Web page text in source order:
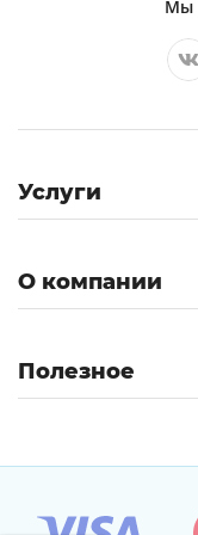
Разработка
Рассчитать
болтового
Крышка
математическое
Мы
Услуги
О компании
Полезное